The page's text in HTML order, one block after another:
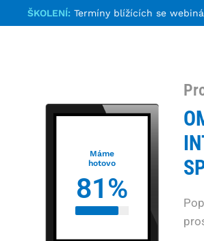
ŠKOLENÍ: Termíny blížících se
Máme
hotovo
81%